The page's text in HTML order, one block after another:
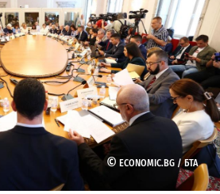
© ECONOMIC.BG /БТА